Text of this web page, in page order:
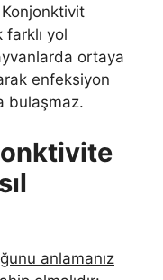
farklı yol
ortaya
enfeksiyon
bulaşmaz.
anlamanız